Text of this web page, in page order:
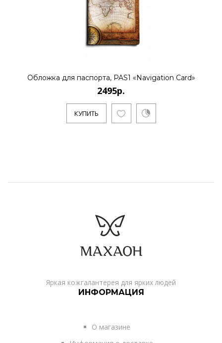
Обложка для паспорта, PAS1 «Navigation Card»
2495р.
КУПИТЬ
Яркая кожгалантерея для ярких людей
ИНФОРМАЦИЯ
О магазине